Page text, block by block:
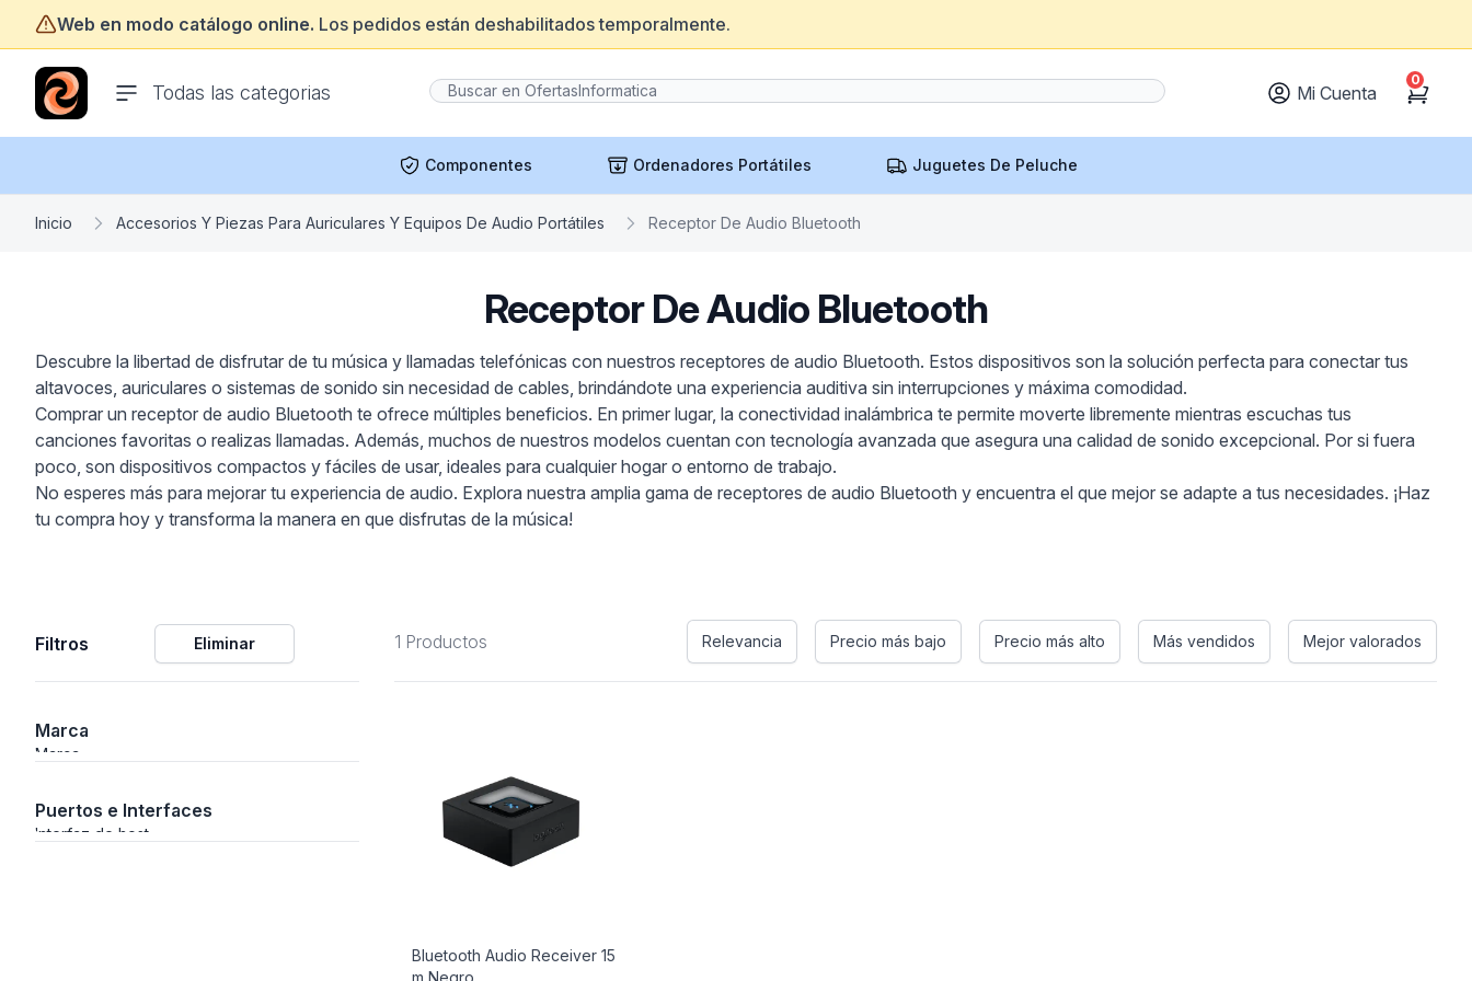
Web en modo catálogo online. Los pedidos están deshabilitados temporalmente.
Todas las categorias
ofertasinformatica.com
Mi Cuenta Cart
0
Componentes Ordenadores Portátiles Juguetes De Peluche
Inicio Accesorios Y Piezas Para Auriculares Y Equipos De Audio Portátiles Receptor De Audio Bluetooth
Receptor De Audio Bluetooth
Descubre la libertad de disfrutar de tu música y llamadas telefónicas con nuestros receptores de audio Bluetooth. Estos dispositivos son la solución perfecta para conectar tus
altavoces, auriculares o sistemas de sonido sin necesidad de cables, brindándote una experiencia auditiva sin interrupciones y máxima comodidad.
Comprar un receptor de audio Bluetooth te ofrece múltiples beneficios. En primer lugar, la conectividad inalámbrica te permite moverte libremente mientras escuchas tus
canciones favoritas o realizas llamadas. Además, muchos de nuestros modelos cuentan con tecnología avanzada que asegura una calidad de sonido excepcional. Por si fuera
poco, son dispositivos compactos y fáciles de usar, ideales para cualquier hogar o entorno de trabajo.
No esperes más para mejorar tu experiencia de audio. Explora nuestra amplia gama de receptores de audio Bluetooth y encuentra el que mejor se adapte a tus necesidades. ¡Haz
tu compra hoy y transforma la manera en que disfrutas de la música!
Filtros Eliminar
Marca
Marca
Puertos e Interfaces
Interfaz de host
1 Productos Relevancia Precio más bajo Precio más alto Más vendidos Mejor valorados
Bluetooth Audio Receiver 15
m Negro